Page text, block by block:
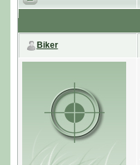
Biker